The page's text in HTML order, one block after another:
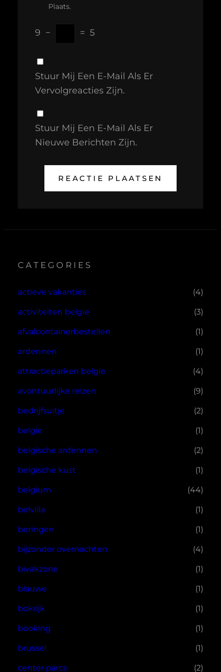
Plaats.
9 − = 5
Stuur Mij Een E-Mail Als Er
Vervolgreacties Zijn.
Stuur Mij Een E-Mail Als Er
Nieuwe Berichten Zijn.
CATEGORIES
actieve vakanties (4)
activiteiten belgie (3)
afvalcontainerbestellen (1)
ardennen (1)
attractieparken belgie (4)
avontuurlijke reizen (9)
bedrijfsuitje (2)
belgie (1)
belgische ardennen (2)
belgische kust (1)
belgium (44)
belvilla (1)
beringen (1)
bijzonder overnachten (4)
bivakzone (1)
blauwe (1)
bokrijk (1)
booking (1)
brussel (1)
center parcs (2)